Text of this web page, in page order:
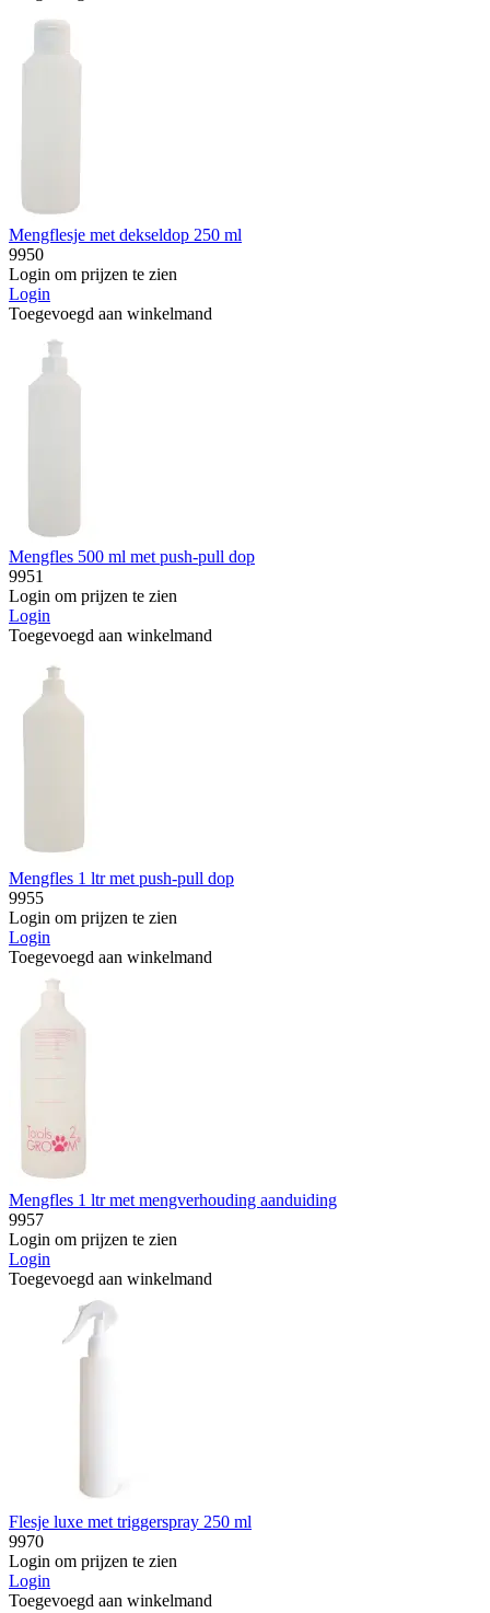
Mengflesje met dekseldop 250 ml
9950
Login om prijzen te zien
Login
Toegevoegd aan winkelmand
Mengfles 500 ml met push-pull dop
9951
Login om prijzen te zien
Login
Toegevoegd aan winkelmand
Mengfles 1 ltr met push-pull dop
9955
Login om prijzen te zien
Login
Toegevoegd aan winkelmand
Mengfles 1 ltr met mengverhouding aanduiding
9957
Login om prijzen te zien
Login
Toegevoegd aan winkelmand
Flesje luxe met triggerspray 250 ml
9970
Login om prijzen te zien
Login
Toegevoegd aan winkelmand